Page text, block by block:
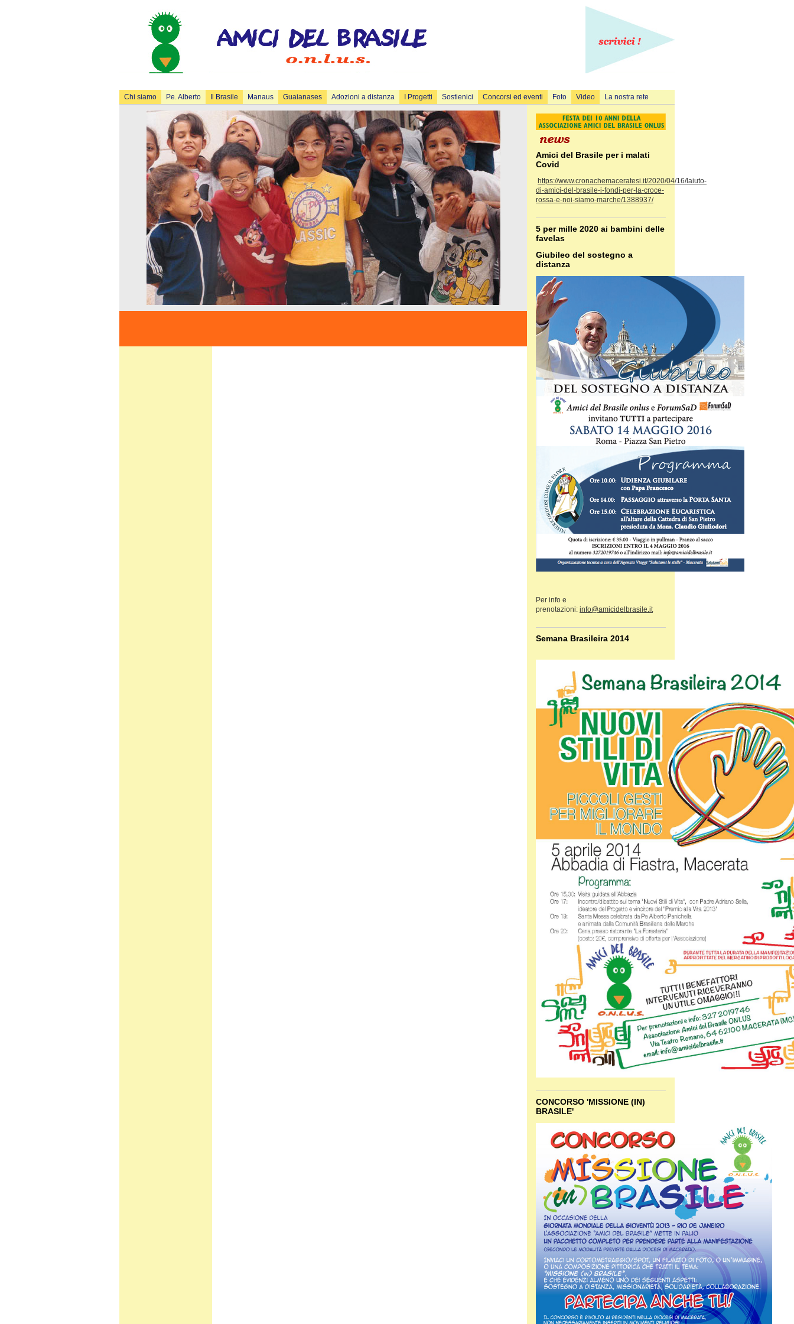
Chi siamo Pe. Alberto Il Brasile Manaus Guaianases Adozioni a distanza I Progetti Sostienici Concorsi ed eventi Foto Video La nostra rete
Amici del Brasile per i malati
Covid
https://www.cronachemaceratesi.it/2020/04/16/laiuto-
di-amici-del-brasile-i-fondi-per-la-croce-
rossa-e-noi-siamo-marche/1388937/
5 per mille 2020 ai bambini delle
favelas
Giubileo del sostegno a
distanza
Per info e
prenotazioni: info@amicidelbrasile.it
Semana Brasileira 2014
CONCORSO 'MISSIONE (IN)
BRASILE'